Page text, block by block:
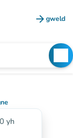
arrow_forward gweld
(tab
yh